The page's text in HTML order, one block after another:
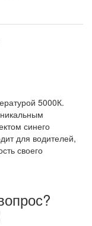
5000К.
синего
для водителей,
своего